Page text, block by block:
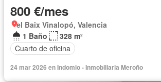
800 €/mes
el Baix Vinalopó, Valencia
1 Baño
328 m²
Cuarto de oficina
24 mar 2026 en Indomio - Inmobiliaria Meroño